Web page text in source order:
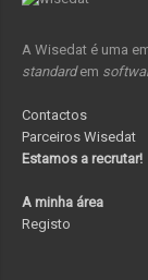
A Wisedat é uma
standardem
Contactos
Parceiros Wisedat
Estamos a recrutar!
A minha área
Registo